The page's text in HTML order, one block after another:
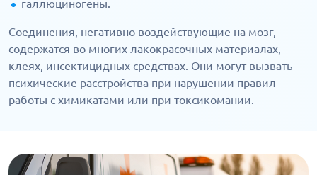
галлюциногены.
Соединения, негативно воздействующие на мозг,
содержатся во многих лакокрасочных материалах,
клеях, инсектицидных средствах. Они могут вызвать
психические расстройства при нарушении правил
работы с химикатами или при токсикомании.